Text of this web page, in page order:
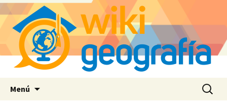
Menú Buscar: